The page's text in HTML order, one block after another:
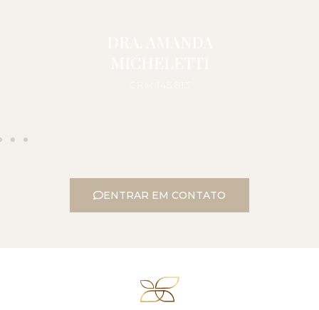
ENTRAR EM CONTATO